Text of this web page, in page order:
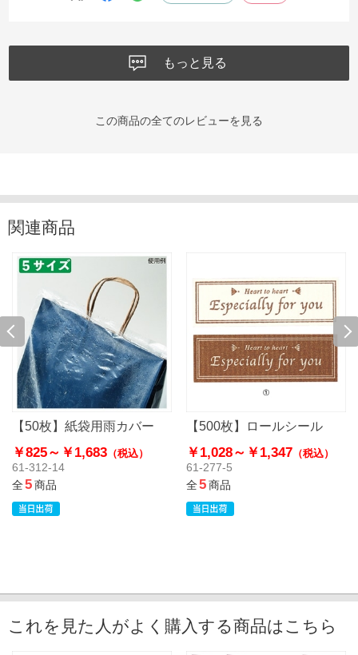
もっと見る
この商品の全てのレビューを見る
関連商品
【50枚】紙袋用雨カバー
￥825～ ￥1,683 （税込）
61-312-14
全5商品
【500枚】ロールシール
￥1,028～ ￥1,347 （税込）
61-277-5
全5商品
これを見た人がよく購入する商品はこちら